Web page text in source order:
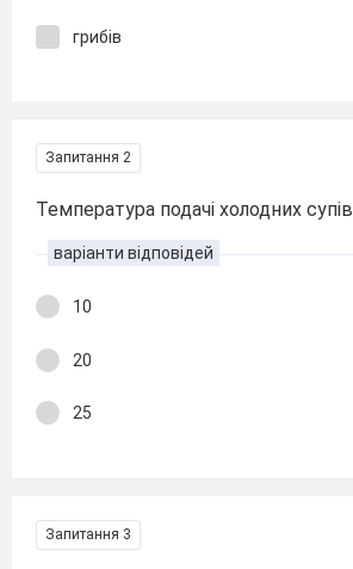
грибів
Запитання 2
Температура подачі холодних супів
варіанти відповідей
10
20
25
Запитання 3